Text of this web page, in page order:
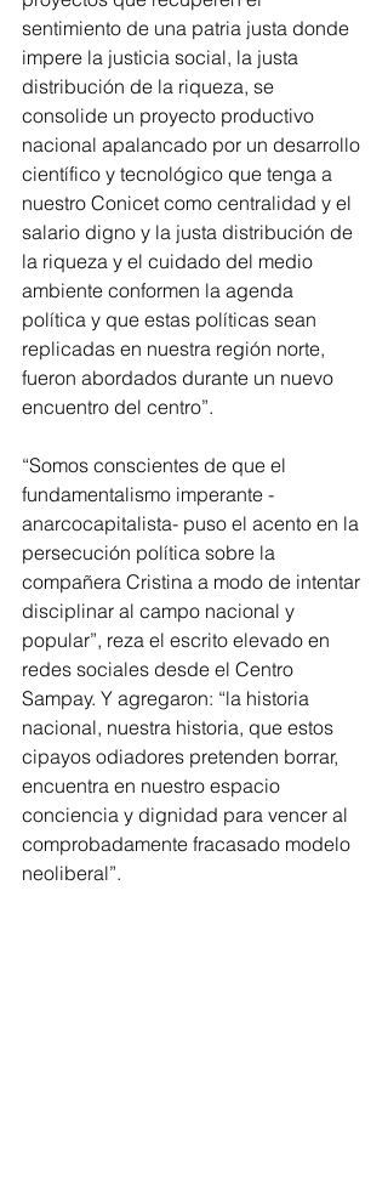
sentimiento de una patria justa donde
impere la justicia social, la justa
distribución de la riqueza, se
consolide un proyecto productivo
nacional apalancado por un desarrollo
científico y tecnológico que tenga a
nuestro Conicet como centralidad y el
salario digno y la justa distribución de
la riqueza y el cuidado del medio
ambiente conformen la agenda
política y que estas políticas sean
replicadas en nuestra región norte,
fueron abordados durante un nuevo
encuentro del centro”.
“Somos conscientes de que el
fundamentalismo imperante -
anarcocapitalista- puso el acento en la
persecución política sobre la
compañera Cristina a modo de intentar
disciplinar al campo nacional y
popular”, reza el escrito elevado en
redes sociales desde el Centro
Sampay. Y agregaron: “la historia
nacional, nuestra historia, que estos
cipayos odiadores pretenden borrar,
encuentra en nuestro espacio
conciencia y dignidad para vencer al
comprobadamente fracasado modelo
neoliberal”.